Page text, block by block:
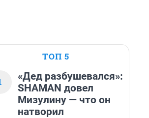
ТОП 5
«Дед разбушевался»:
SHAMAN довел
Мизулину — что он
натворил